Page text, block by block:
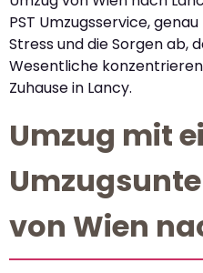
PST Umzugsservice,
Stress und die Sorgen ab,
Wesentliche
Zuhause in Lancy.
Umzug mit
von Wien